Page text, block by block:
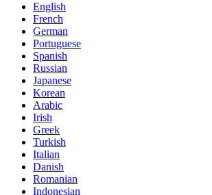
English
French
German
Portuguese
Spanish
Russian
Japanese
Korean
Arabic
Irish
Greek
Turkish
Italian
Danish
Romanian
Indonesian